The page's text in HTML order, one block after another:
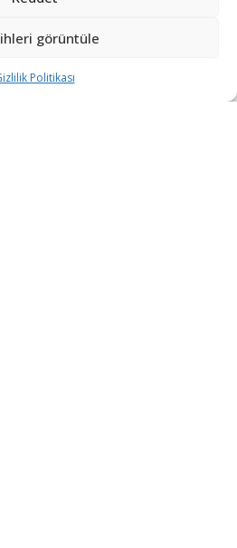
görüntüle
Politikasıilk yarı finansal sonuçlarını